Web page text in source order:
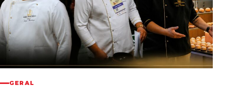
GERAL